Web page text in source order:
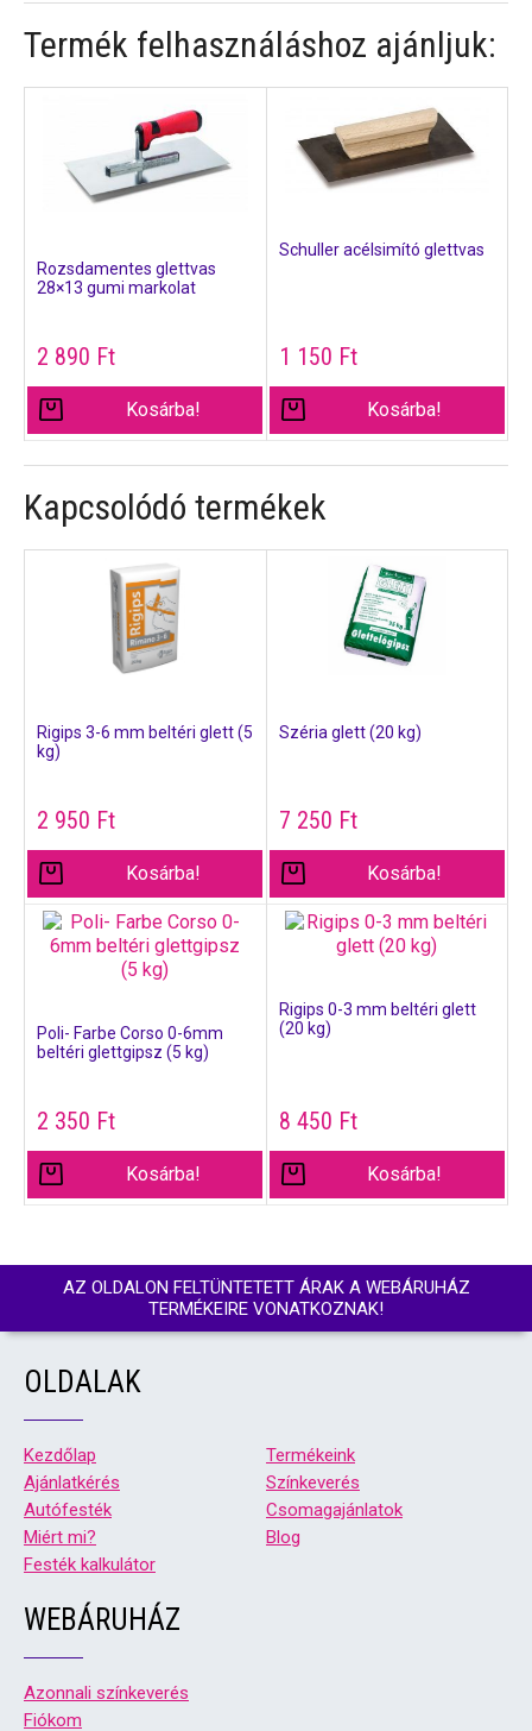
Termék felhasználáshoz ajánljuk:
Rozsdamentes glettvas
28×13 gumi markolat
2 890 Ft
Kosárba!
Schuller acélsimító glettvas
1 150 Ft
Kosárba!
Kapcsolódó termékek
Rigips 3-6 mm beltéri glett (5
kg)
2 950 Ft
Kosárba!
Széria glett (20 kg)
7 250 Ft
Kosárba!
Poli- Farbe Corso 0-6mm
beltéri glettgipsz (5 kg)
2 350 Ft
Kosárba!
Rigips 0-3 mm beltéri glett
(20 kg)
8 450 Ft
Kosárba!
AZ OLDALON FELTÜNTETETT ÁRAK A WEBÁRUHÁZ
TERMÉKEIRE VONATKOZNAK!
OLDALAK
Kezdőlap
Termékeink
Ajánlatkérés
Színkeverés
Autófesték
Csomagajánlatok
Miért mi?
Blog
Festék kalkulátor
WEBÁRUHÁZ
Azonnali színkeverés
Fiókom